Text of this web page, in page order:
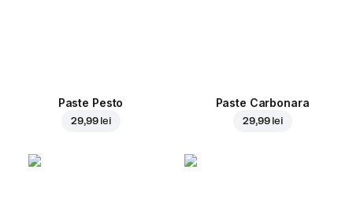
Paste Pesto
29,99 lei
Paste Carbonara
29,99 lei